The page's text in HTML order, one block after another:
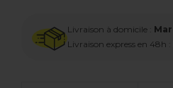
Livraison à domicile :
Livraison express en 48h :